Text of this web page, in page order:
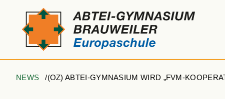
NEWS (OZ) ABTEI-GYMNASIUM WIRD „FVM-